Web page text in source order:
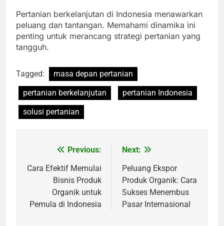
Pertanian berkelanjutan di Indonesia menawarkan
peluang dan tantangan. Memahami dinamika ini
penting untuk merancang strategi pertanian yang
tangguh.
Tagged:
masa depan pertanian
pertanian berkelanjutan
pertanian Indonesia
solusi pertanian
Navigasi
pos
Previous:
Cara Efektif Memulai
Bisnis Produk
Organik untuk
Pemula di Indonesia
Next:
Peluang Ekspor
Produk Organik: Cara
Sukses Menembus
Pasar Internasional